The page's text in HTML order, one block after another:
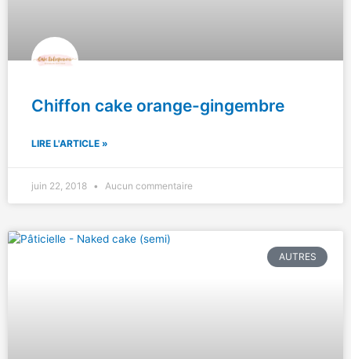
Chiffon cake orange-gingembre
LIRE L'ARTICLE »
juin 22, 2018 Aucun commentaire
AUTRES